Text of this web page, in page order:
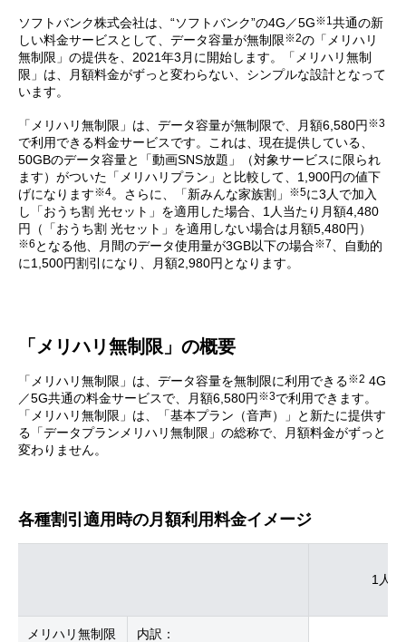
ソフトバンク株式会社は、“ソフトバンク”の4G／5G※1共通の新
しい料金サービスとして、データ容量が無制限※2の「メリハリ
無制限」の提供を、2021年3月に開始します。「メリハリ無制
限」は、月額料金がずっと変わらない、シンプルな設計となって
います。
「メリハリ無制限」は、データ容量が無制限で、月額6,580円 ※3
で利用できる料金サービスです。これは、現在提供している、
50GBのデータ容量と「動画SNS放題」（対象サービスに限られ
ます）がついた「メリハリプラン」と比較して、1,900円の値下
げになります※4。さらに、「新みんな家族割」 ※5に3人で加入
し「おうち割 光セット」を適用した場合、1人当たり月額4,480
円（「おうち割 光セット」を適用しない場合は月額5,480円）
※6 となる他、月間のデータ使用量が3GB以下の場合※7
、自動的
に1,500円割引になり、月額2,980円となります。
「メリハリ無制限」の概要
「メリハリ無制限」は、データ容量を無制限に利用できる※2 4G
／5G共通の料金サービスで、月額6,580円 ※3で利用できます。
「メリハリ無制限」は、「基本プラン（音声）」と新たに提供す
る「データプランメリハリ無制限」の総称で、月額料金がずっと
変わりません。
各種割引適用時の月額利用料金イメージ
1人
メリハリ無制限 内訳：